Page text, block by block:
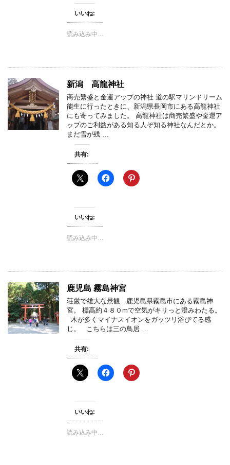
いいね:
読み込み中…
新潟 高龍神社
商売繁盛と金運アップの神社 道の駅マリンドリーム
能生に行ったときに、新潟県長岡市にある高龍神社
にも寄ってみました。 高龍神社は商売繁盛や金運ア
ップのご利益がある知る人ぞ知る神社なんだとか。
まだ雪が残 …
共有:
いいね:
読み込み中…
鹿児島 霧島神宮
荘厳で雄大な景観 鹿児島県霧島市にある霧島神
宮。 標高約４８０mで空気がキリっと澄みわたる。
木が多くマイナスイオンをガッツリ浴びてる感
じ。 こちらは三の鳥居 …
共有:
いいね:
読み込み中…